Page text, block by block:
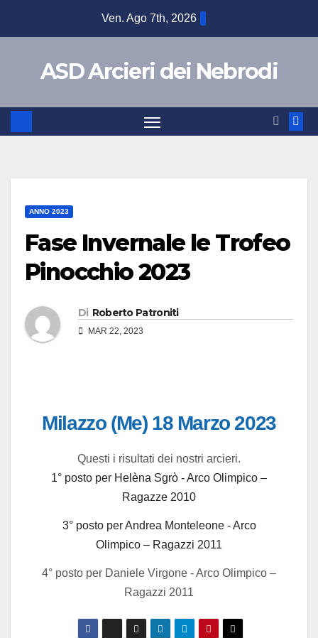
Ven. Ago 7th, 2026
ASD Arcieri dei Nebrodi
ANNO 2023
Fase Invernale le Trofeo
Pinocchio 2023
Di Roberto Patroniti
MAR 22, 2023
Milazzo (Me) 18 Marzo 2023
Questi i risultati dei nostri arcieri.
1° posto per Helèna Sgrò - Arco Olimpico –
Ragazze 2010
3° posto per Andrea Monteleone - Arco
Olimpico – Ragazzi 2011
4° posto per Daniele Virgone - Arco Olimpico –
Ragazzi 2011